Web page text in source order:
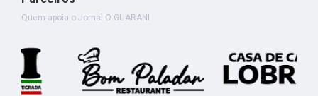
Quem apoia o Jornal O GUARANI